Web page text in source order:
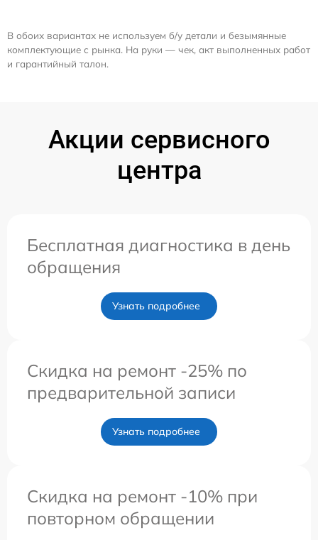
В обоих вариантах не используем б/у детали и безымянные
комплектующие с рынка. На руки — чек, акт выполненных работ
и гарантийный талон.
Акции сервисного
центра
Бесплатная диагностика в день
обращения
Узнать подробнее
Скидка на ремонт -25% по
предварительной записи
Узнать подробнее
Скидка на ремонт -10% при
повторном обращении